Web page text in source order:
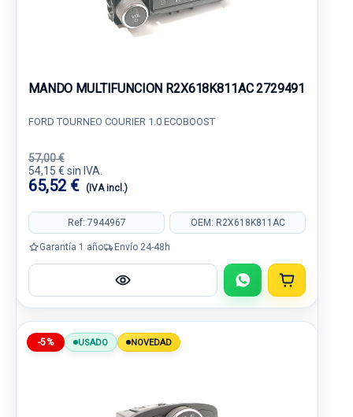
MANDO MULTIFUNCION R2X618K811AC 2729491
FORD TOURNEO COURIER 1.0 ECOBOOST
57,00 €
54,15 € sin IVA.
65,52 € (IVA incl.)
Ref: 7944967 OEM: R2X618K811AC
Garantía 1 año Envío 24-48h
-5% USADO NOVEDAD